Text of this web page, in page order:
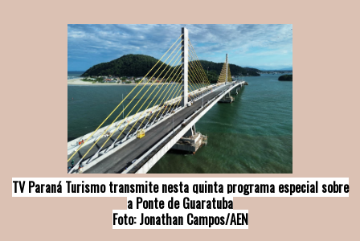
TV Paraná Turismo transmite nesta quinta programa especial sobre
a Ponte de Guaratuba
Foto: Jonathan Campos/AEN